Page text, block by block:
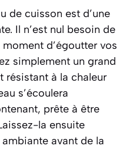
de cuisson est d’une
Il n’est nul besoin de
d’égoutter vos
simplement un grand
résistant à la chaleur
s’écoulera
prête à être
la ensuite
avant de la